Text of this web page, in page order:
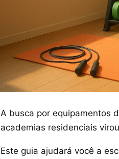
A busca por equipamentos
academias residenciais
Este guia ajudará você a